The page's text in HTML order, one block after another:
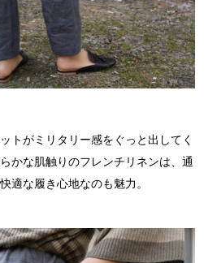
トがミリタリー感をぐっと出してく
かな肌触りのフレンチリネンは、通
適な履き心地なのも魅力。